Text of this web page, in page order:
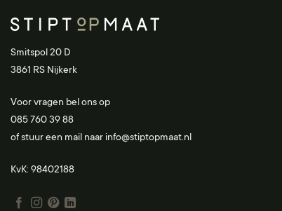
Smitspol 20 D
3861 RS Nijkerk
Voor vragen bel ons op
085 760 39 88
of stuur een mail naar info@stiptopmaat.nl
KvK: 98402188